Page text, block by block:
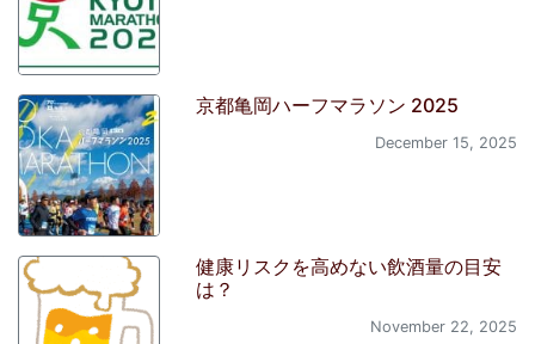
京都亀岡ハーフマラソン 2025
December 15, 2025
健康リスクを高めない飲酒量の目安
は？
November 22, 2025